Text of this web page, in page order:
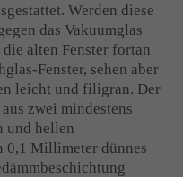
Werden diese
das Vakuumglas
alten Fenster fortan
Fenster, sehen aber
leicht und filigran. Der
zwei mindestens
und hellen
0,1 Millimeter dünnes